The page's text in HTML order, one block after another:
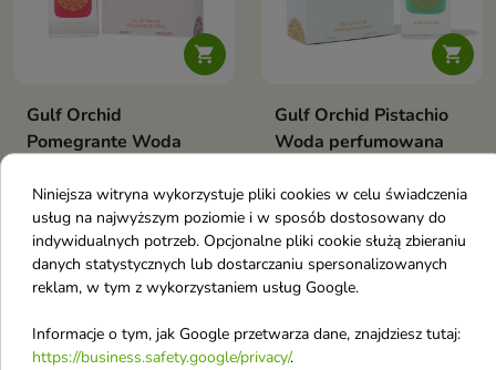

Gulf Orchid
Pomegrante Woda
kobiet i mężczyzn 60
ml
Woda perfumowana dla kobiet
28,60 €

Gulf Orchid Pistachio
Woda perfumowana
Woda perfumowana unisex
28,60 €
favorite_border
Niniejsza witryna wykorzystuje pliki cookies w celu świadczenia
usług na najwyższym poziomie i w sposób dostosowany do
indywidualnych potrzeb. Opcjonalne pliki cookie służą zbieraniu
danych statystycznych lub dostarczaniu spersonalizowanych
reklam, w tym z wykorzystaniem usług Google.
Informacje o tym, jak Google przetwarza dane, znajdziesz tutaj:
https://business.safety.google/privacy/.